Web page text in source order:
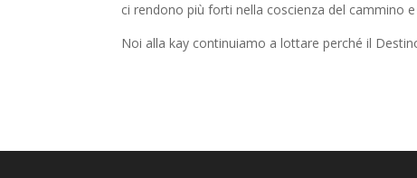
ci rendono più forti nella coscienza del cammino
Noi alla kay continuiamo a lottare perché il